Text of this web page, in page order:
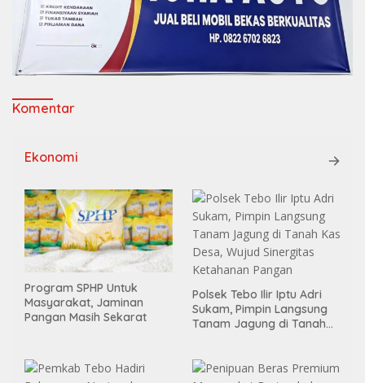
Komentar
Ekonomi
Program SPHP Untuk
Masyarakat, Jaminan
Pangan Masih Sekarat
Polsek Tebo Ilir Iptu Adri
Sukam, Pimpin Langsung
Tanam Jagung di Tanah